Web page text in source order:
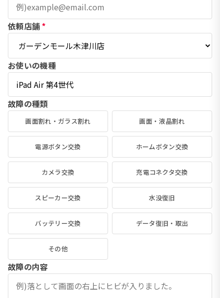
依頼店舗 *
お使いの機種
故障の種類
画面割れ・ガラス割れ 画面・液晶割れ
電源ボタン交換 ホームボタン交換
カメラ交換 充電コネクタ交換
スピーカー交換 水没復旧
バッテリー交換 データ復旧・取出
その他
故障の内容